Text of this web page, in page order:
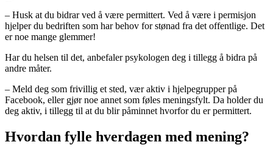
– Husk at du bidrar ved å være permittert. Ved å være i permisjon
hjelper du bedriften som har behov for stønad fra det offentlige. Det
er noe mange glemmer!
Har du helsen til det, anbefaler psykologen deg i tillegg å bidra på
andre måter.
– Meld deg som frivillig et sted, vær aktiv i hjelpegrupper på
Facebook, eller gjør noe annet som føles meningsfylt. Da holder du
deg aktiv, i tillegg til at du blir påminnet hvorfor du er permittert.
Hvordan fylle hverdagen med mening?